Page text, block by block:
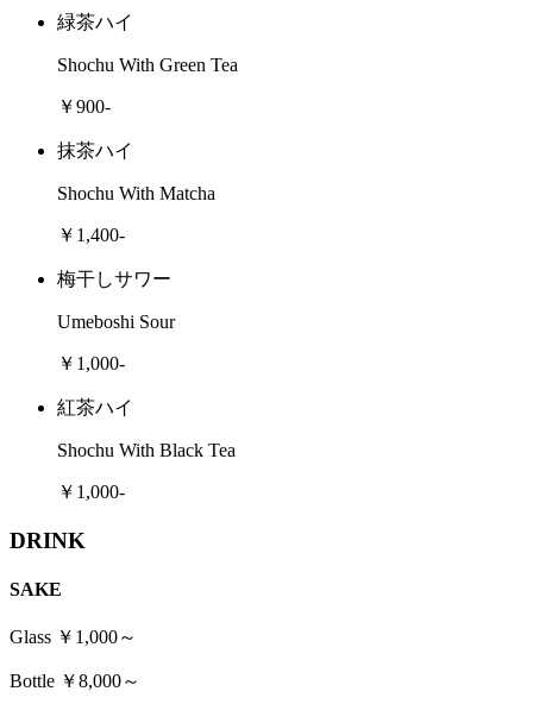
緑茶ハイ
Shochu With Green Tea
￥900-
抹茶ハイ
Shochu With Matcha
￥1,400-
梅干しサワー
Umeboshi Sour
￥1,000-
紅茶ハイ
Shochu With Black Tea
￥1,000-
DRINK
SAKE
Glass ￥1,000～
Bottle ￥8,000～